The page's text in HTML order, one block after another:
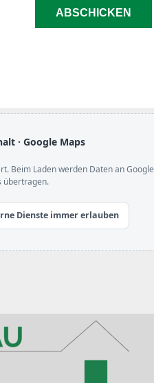
ABSCHICKEN
· Google Maps
Beim Laden werden Daten an Google
übertragen.
Dienste immer erlauben